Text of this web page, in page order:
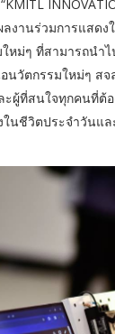
งานร่วมการแสด
หม่ๆ ที่สามารถนำ
วัตกรรมใหม่ๆ สจ
ผู้ที่สนใจทุกคนที่ต้
นชีวิตประจำวันแล